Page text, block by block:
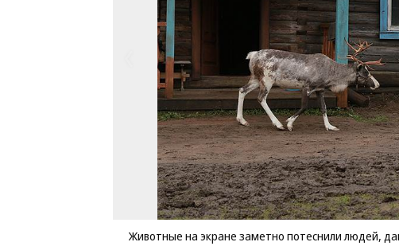
Животные на экране заметно потеснили людей,